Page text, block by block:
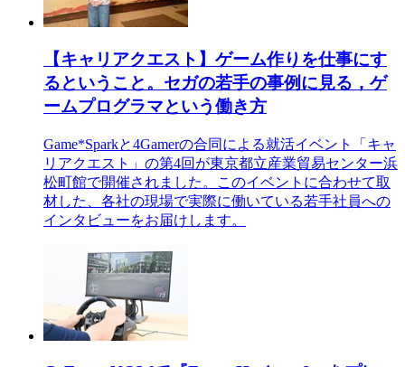
【キャリアクエスト】ゲーム作りを仕事にす
るということ。セガの若手の事例に見る，ゲ
ームプログラマという働き方
Game*Sparkと4Gamerの合同による就活イベント「キャ
リアクエスト」の第4回が東京都立産業貿易センター浜
松町館で開催されました。このイベントに合わせて取
材した、各社の現場で実際に働いている若手社員への
インタビューをお届けします。